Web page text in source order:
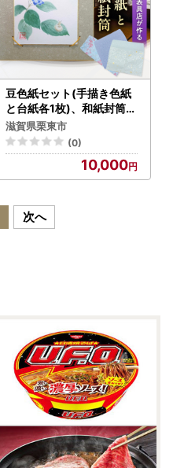
豆色紙セット(手描き色紙
と台紙各1枚)、和紙封筒(3
枚) BIBD001 封筒
滋賀県栗東市
(0)
10,000
次へ